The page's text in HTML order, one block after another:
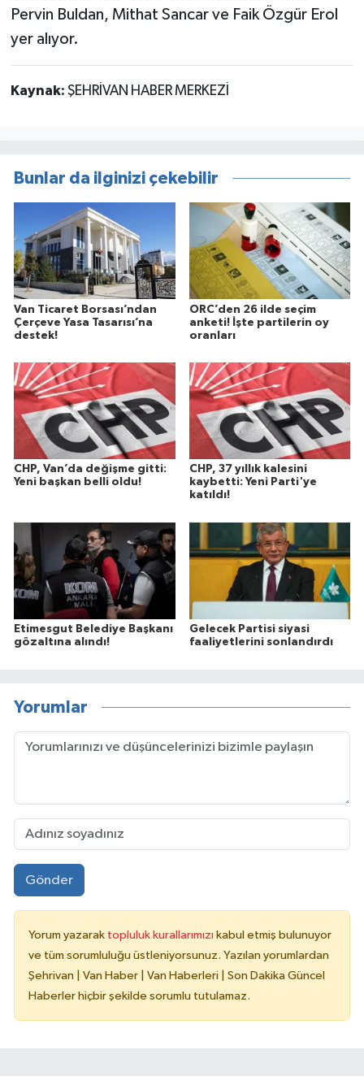
Pervin Buldan, Mithat Sancar ve Faik Özgür Erol
yer alıyor.
Kaynak: ŞEHRİVAN HABER MERKEZİ
Bunlar da ilginizi çekebilir
Van Ticaret Borsası’ndan
Çerçeve Yasa Tasarısı’na
destek!
ORC’den 26 ilde seçim
anketi! İşte partilerin oy
oranları
CHP, Van’da değişme gitti:
Yeni başkan belli oldu!
CHP, 37 yıllık kalesini
kaybetti: Yeni Parti'ye
katıldı!
Etimesgut Belediye Başkanı
gözaltına alındı!
Gelecek Partisi siyasi
faaliyetlerini sonlandırdı
Yorumlar
Gönder
Yorum yazarak topluluk kurallarımızı kabul etmiş bulunuyor
ve tüm sorumluluğu üstleniyorsunuz. Yazılan yorumlardan
Şehrivan | Van Haber | Van Haberleri | Son Dakika Güncel
Haberler hiçbir şekilde sorumlu tutulamaz.